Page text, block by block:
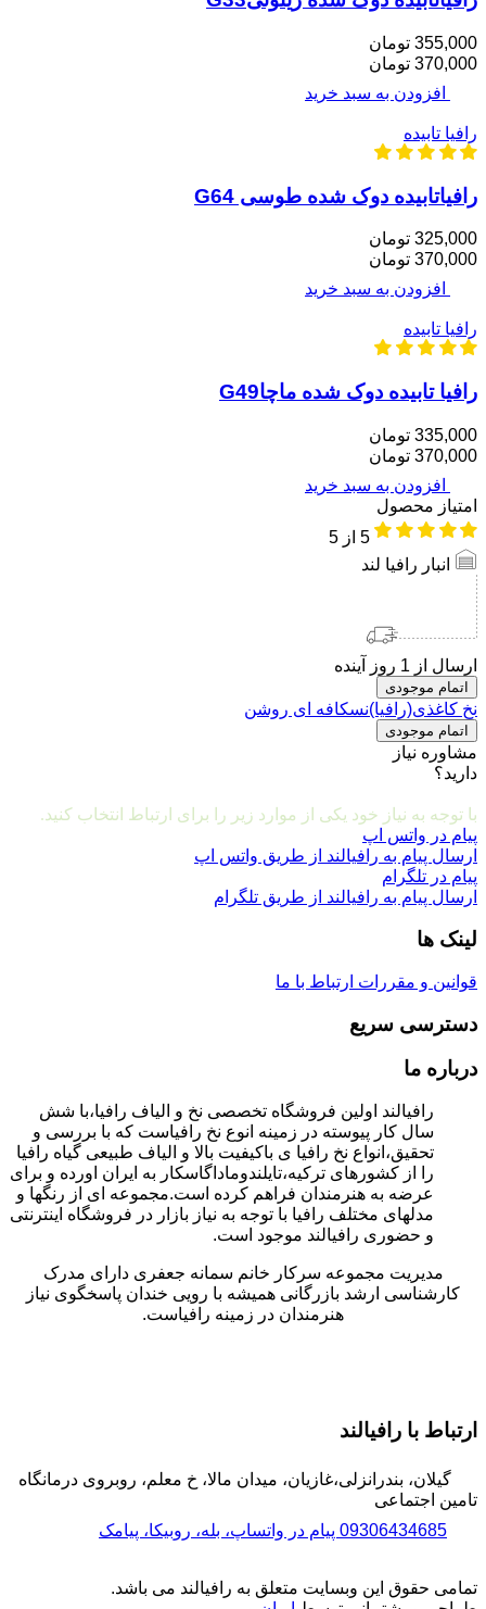
355,000 تومان
370,000 تومان
افزودن به سبد خرید
رافیا تابیده
رافیاتابیده دوک شده طوسی G64
325,000 تومان
370,000 تومان
افزودن به سبد خرید
رافیا تابیده
رافیا تابیده دوک شده ماچاG49
335,000 تومان
370,000 تومان
افزودن به سبد خرید
امتیاز محصول
5 از 5
انبار رافیا لند
ارسال از 1 روز آینده
اتمام موجودی
نخ کاغذی(رافیا)نسکافه ای روشن
اتمام موجودی
مشاوره نیاز
دارید؟
با توجه به نیاز خود یکی از موارد زیر را برای ارتباط انتخاب کنید.
پیام در واتس اپ
ارسال پیام به رافیالند از طریق واتس اپ
پیام در تلگرام
ارسال پیام به رافیالند از طریق تلگرام
لینک ها
قوانین و مقررات ارتباط با ما
دسترسی سریع
درباره ما
رافیالند اولین فروشگاه تخصصی نخ و الیاف رافیا،با شش
سال کار پیوسته در زمینه انوع نخ رافیاست که با بررسی و
تحقیق،انواع نخ رافیا ی باکیفیت بالا و الیاف طبیعی گیاه رافیا
را از کشورهای ترکیه،تایلندوماداگاسکار به ایران اورده و برای
عرضه به هنرمندان فراهم کرده است.مجموعه ای از رنگها و
مدلهای مختلف رافیا با توجه به نیاز بازار در فروشگاه اینترنتی
و حضوری رافیالند موجود است.
مدیریت مجموعه سرکار خانم سمانه جعفری دارای مدرک
کارشناسی ارشد بازرگانی همیشه با رویی خندان پاسخگوی نیاز
هنرمندان در زمینه رافیاست.
ارتباط با رافیالند
گیلان، بندرانزلی،غازیان، میدان مالا، خ معلم، روبروی درمانگاه
تامین اجتماعی
09306434685 پیام در واتساپ، بله، روبیکا، پیامک
تمامی حقوق این وبسایت متعلق به رافیالند می باشد.